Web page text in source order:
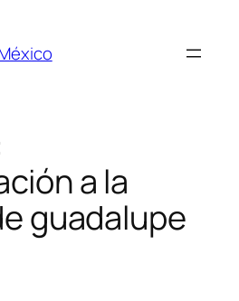
a la
guadalupe